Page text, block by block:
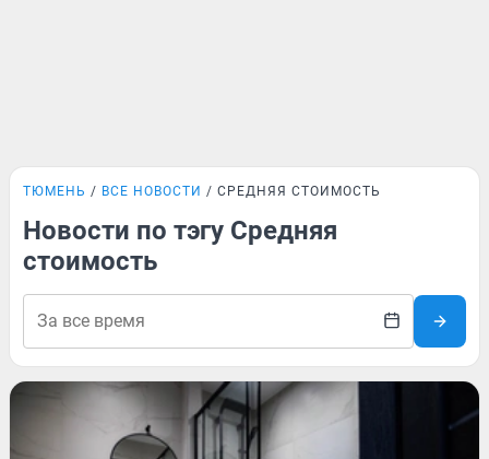
ТЮМЕНЬ ВСЕ НОВОСТИ СРЕДНЯЯ СТОИМОСТЬ
Новости по тэгу Средняя
стоимость